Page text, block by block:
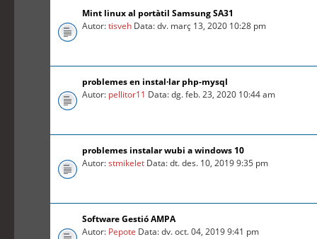
Mint linux al portàtil Samsung SA31
Autor:tisveh Data: dv. març 13, 2020 10:28 pm
problemes en instal·lar php-mysql
Autor: pellitor11 Data: dg. feb. 23, 2020 10:44 am
problemes instalar wubi a windows 10
Autor:stmikelet Data: dt. des. 10, 2019 9:35 pm
Software Gestió AMPA
Autor: Pepote Data: dv. oct. 04, 2019 9:41 pm